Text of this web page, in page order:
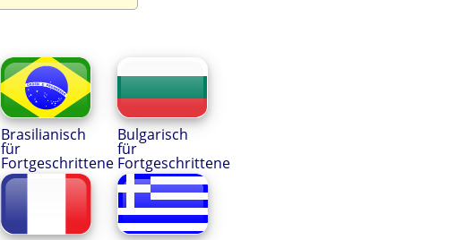
Brasilianisch
für
Fortgeschrittene
Bulgarisch
für
Fortgeschrittene